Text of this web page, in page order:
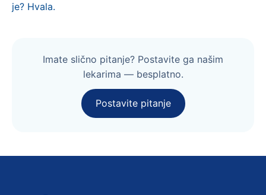
je? Hvala.
Imate slično pitanje? Postavite ga našim
lekarima — besplatno.
Postavite pitanje